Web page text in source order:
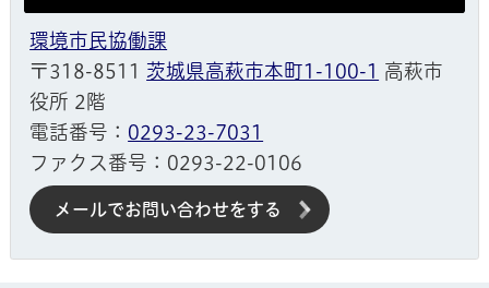
環境市民協働課
〒318-8511 茨城県高萩市本町1-100-1 高萩市
役所 2階
電話番号： 0293-23-7031
ファクス番号：0293-22-0106
メールでお問い合わせをする